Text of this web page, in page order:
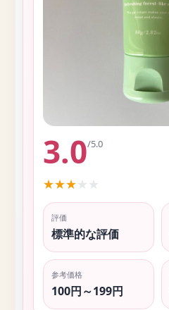
3.0/5.0
★★★★ ★
評価
標準的な評価
参考価格
100円～199円